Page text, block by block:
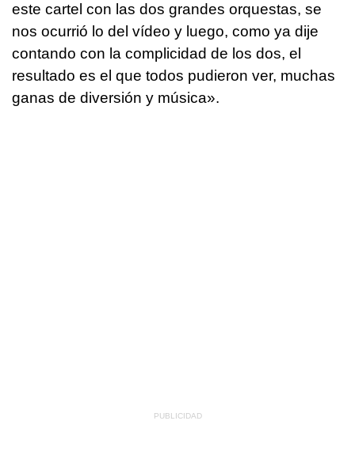
este cartel con las dos grandes orquestas, se
nos ocurrió lo del vídeo y luego, como ya dije
contando con la complicidad de los dos, el
resultado es el que todos pudieron ver, muchas
ganas de diversión y música».